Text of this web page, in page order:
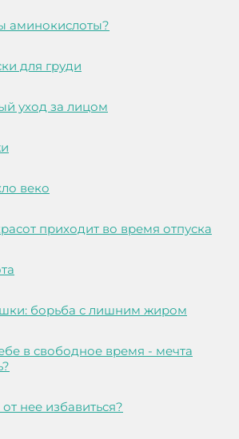
аминокислоты?
для груди
уход за лицом
веко
приходит во время отпуска
борьба с лишним жиром
в свободное время - мечта
нее избавиться?